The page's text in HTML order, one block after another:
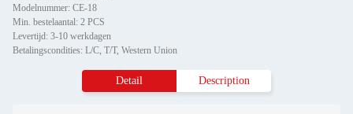
Modelnummer: CE-18
Min. bestelaantal: 2 PCS
Levertijd: 3-10 werkdagen
Betalingscondities: L/C, T/T, Western Union
Detail Description